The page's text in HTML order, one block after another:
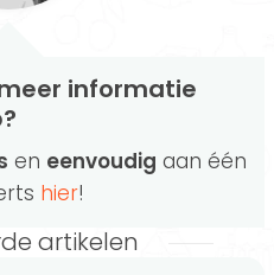
en eenvoudig aan één
hier!
artikelen